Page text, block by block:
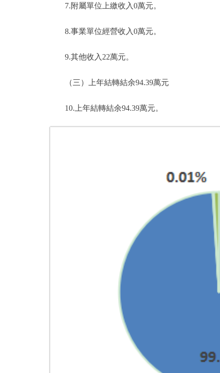
7.附屬單位上繳收入0萬元。
8.事業單位經營收入0萬元。
9.其他收入22萬元。
（三）上年結轉結余94.39萬元
10.上年結轉結余94.39萬元。